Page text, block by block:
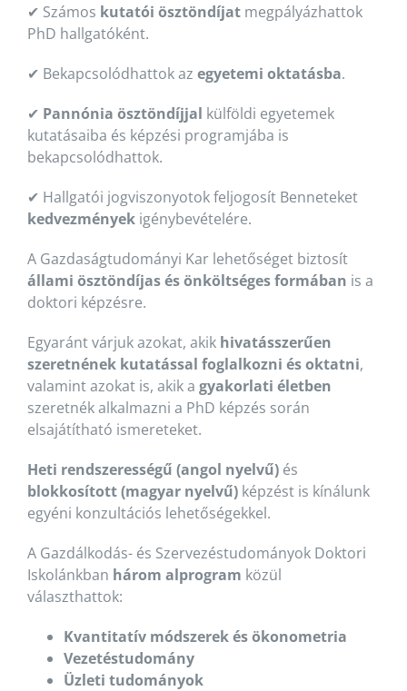
✔ Számos kutatói ösztöndíjatmegpályázhattok
PhD hallgatóként.
✔ Bekapcsolódhattok az egyetemi oktatásba.
✔ Pannónia ösztöndíjjal külföldi egyetemek
kutatásaiba és képzési programjába is
bekapcsolódhattok.
✔ Hallgatói jogviszonyotok feljogosít Benneteket
kedvezményekigénybevételére.
A Gazdaságtudományi Kar lehetőséget biztosít
állami ösztöndíjas és önköltséges formában is a
doktori képzésre.
Egyaránt várjuk azokat, akik hivatásszerűen
szeretnének kutatással foglalkozni és oktatni,
valamint azokat is, akik a gyakorlati életben
szeretnék alkalmazni a PhD képzés során
elsajátítható ismereteket.
Heti rendszerességű (angol nyelvű) és
blokkosított (magyar nyelvű)képzést is kínálunk
egyéni konzultációs lehetőségekkel.
A Gazdálkodás- és Szervezéstudományok Doktori
Iskolánkban három alprogram közül
választhattok:
Kvantitatív módszerek és ökonometria
Vezetéstudomány
Üzleti tudományok